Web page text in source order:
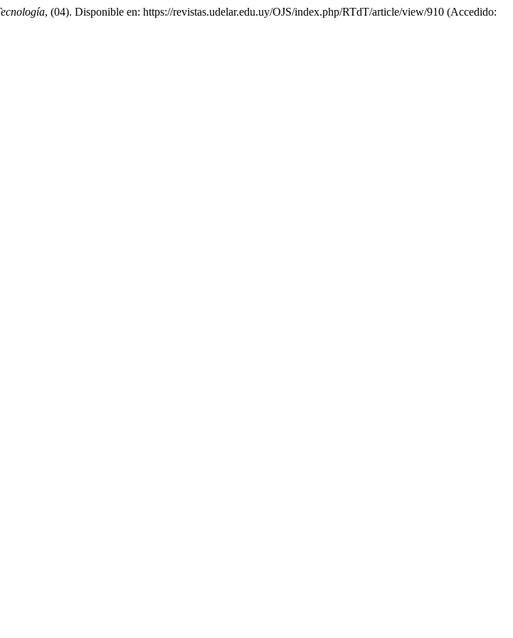
, (04). Disponible en: https://revistas.udelar.edu.uy/OJS/index.php/RTdT/article/view/910 (Accedido: